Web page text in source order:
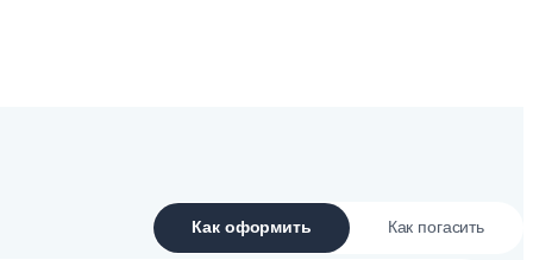
Как оформить Как погасить